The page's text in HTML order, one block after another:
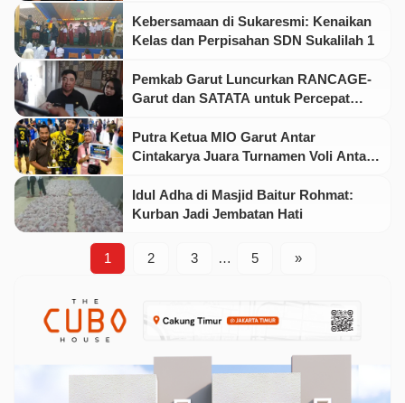
Adil
Kebersamaan di Sukaresmi: Kenaikan
Kelas dan Perpisahan SDN Sukalilah 1
Pemkab Garut Luncurkan RANCAGE-
Garut dan SATATA untuk Percepat
Putra Ketua MIO Garut Antar
Cintakarya Juara Turnamen Voli Antar
Idul Adha di Masjid Baitur Rohmat:
Kurban Jadi Jembatan Hati
1 2 3 … 5 »